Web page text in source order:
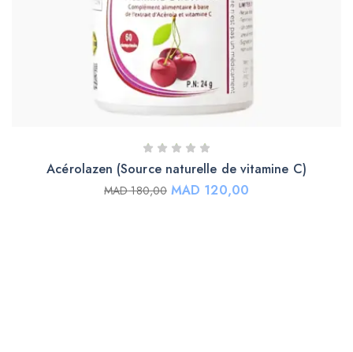
Acérolazen (Source naturelle de vitamine C)
MAD180,00 MAD 120,00